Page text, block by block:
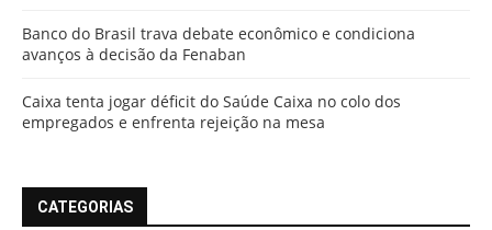
Banco do Brasil trava debate econômico e condiciona
avanços à decisão da Fenaban
Caixa tenta jogar déficit do Saúde Caixa no colo dos
empregados e enfrenta rejeição na mesa
CATEGORIAS